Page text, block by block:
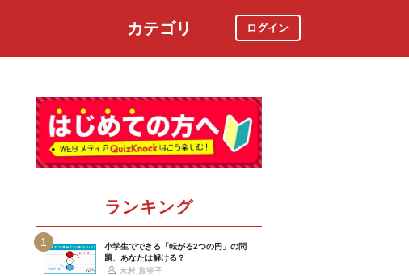
カテゴリ ログイン
ランキング
1
小学生でできる「転がる2つの円」の問
題、あなたは解ける？
木村 真実子